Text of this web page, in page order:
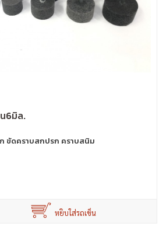
6มิล.
ขัดคราบสกปรก คราบสนิม
หยิบใส่รถเข็น